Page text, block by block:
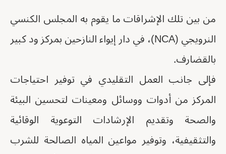
من بين تلك الإشراقات ما يقوم به المجلس الكنسي
النرويجي (NCA)، في دار إيواء النازحين بمركز ود كبير
بالقضارف.
فإلى جانب العمل التقليدي في توفير احتياجات
المركز من أدوات ووسائل ومعينات لتحسين البيئة
والصحة وتقديم الإرشادات التوعوية الوقائية
والتثقيفية، وتوفير مواعين المياه الصالحة للشرب